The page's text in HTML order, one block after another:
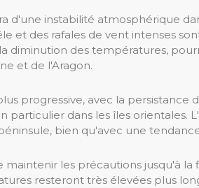
d'une instabilité atmosphérique
et des rafales de vent intenses
diminution des températures,
et de l'Aragon.
progressive, avec la persistance
particulier dans les îles orientales.
bien qu'avec une
les précautions jusqu'à la
resteront très élevées plus